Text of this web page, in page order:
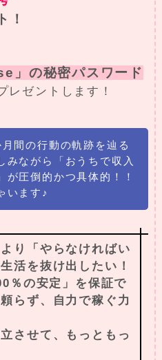
！
」の秘密パスワード
ゼントします！
間の行動の軌跡を辿る
みながら「おうちで収入
が圧倒的かつ具体的！！
います♪
り「やらなければい
活を抜け出したい！
％の安定」を保証で
らず、自力で稼ぐ力
させて、もっともっ